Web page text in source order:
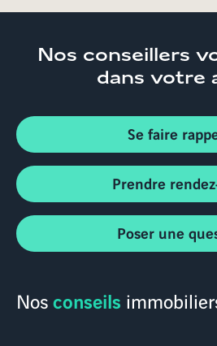
Nos conseillers
dans votre
Se faire
Prendre
Poser une
Nosconseils